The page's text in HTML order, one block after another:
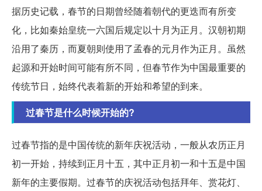
据历史记载，春节的日期曾经随着朝代的更迭而有所变
化，比如秦始皇统一六国后规定以十月为正月。汉朝初期
沿用了秦历，而夏朝则使用了孟春的元月作为正月。虽然
起源和开始时间可能有所不同，但春节作为中国最重要的
传统节日，始终代表着新的开始和希望的到来。
过春节是什么时候开始的?
过春节指的是中国传统的新年庆祝活动，一般从农历正月
初一开始，持续到正月十五，其中正月初一和十五是中国
新年的主要假期。过春节的庆祝活动包括拜年、赏花灯、